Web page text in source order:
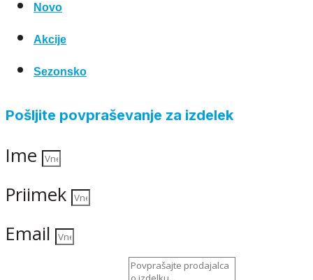
Novo
Akcije
Sezonsko
Pošljite povpraševanje za izdelek
Ime
Priimek
Email